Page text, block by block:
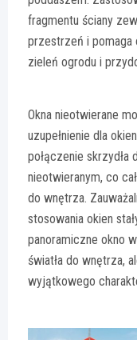
fragmentu ściany
przestrzeń i pomaga
zieleń ogrodu i
Okna nieotwierane
uzupełnienie dla
połączenie skrzydła
nieotwieranym, co
do wnętrza.
stosowania okien
panoramiczne okno
światła do wnętrza,
wyjątkowego